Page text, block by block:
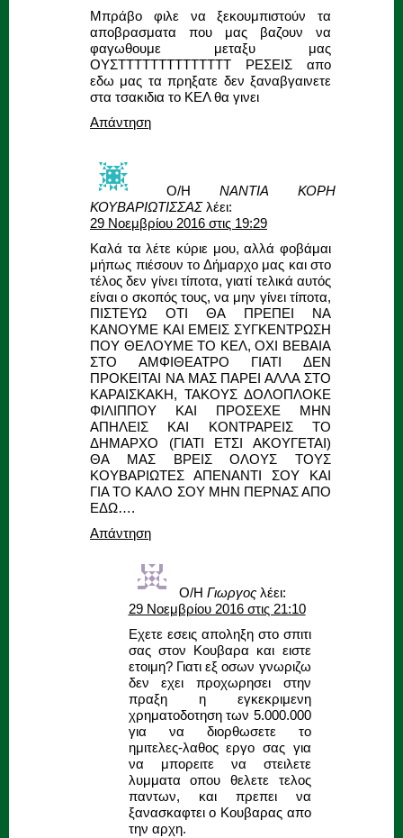
Μπράβο φιλε να ξεκουμπιστούν τα
αποβρασματα που μας βαζουν να
φαγωθουμε μεταξυ μας
ΟΥΣΤΤΤΤΤΤΤΤΤΤΤΤΤΤ ΡΕΣΕΙΣ απο
εδω μας τα πρηξατε δεν ξαναβγαινετε
στα τσακιδια το ΚΕΛ θα γινει
Απάντηση
Ο/ΗΝΑΝΤΙΑ ΚΟΡΗ
ΚΟΥΒΑΡΙΩΤΙΣΣΑΣ λέει:
29 Νοεμβρίου 2016 στις 19:29
Καλά τα λέτε κύριε μου, αλλά φοβάμαι
μήπως πιέσουν το Δήμαρχο μας και στο
τέλος δεν γίνει τίποτα, γιατί τελικά αυτός
είναι ο σκοπός τους, να μην γίνει τίποτα,
ΠΙΣΤΕΥΩ ΟΤΙ ΘΑ ΠΡΕΠΕΙ ΝΑ
ΚΑΝΟΥΜΕ ΚΑΙ ΕΜΕΙΣ ΣΥΓΚΕΝΤΡΩΣΗ
ΠΟΥ ΘΕΛΟΥΜΕ ΤΟ ΚΕΛ, ΟΧΙ ΒΕΒΑΙΑ
ΣΤΟ ΑΜΦΙΘΕΑΤΡΟ ΓΙΑΤΙ ΔΕΝ
ΠΡΟΚΕΙΤΑΙ ΝΑ ΜΑΣ ΠΑΡΕΙ ΑΛΛΑ ΣΤΟ
ΚΑΡΑΙΣΚΑΚΗ, ΤΑΚΟΥΣ ΔΟΛΟΠΛΟΚΕ
ΦΙΛΙΠΠΟΥ ΚΑΙ ΠΡΟΣΕΧΕ ΜΗΝ
ΑΠΗΛΕΙΣ ΚΑΙ ΚΟΝΤΡΑΡΕΙΣ ΤΟ
ΔΗΜΑΡΧΟ (ΓΙΑΤΙ ΕΤΣΙ ΑΚΟΥΓΕΤΑΙ)
ΘΑ ΜΑΣ ΒΡΕΙΣ ΟΛΟΥΣ ΤΟΥΣ
ΚΟΥΒΑΡΙΩΤΕΣ ΑΠΕΝΑΝΤΙ ΣΟΥ ΚΑΙ
ΓΙΑ ΤΟ ΚΑΛΟ ΣΟΥ ΜΗΝ ΠΕΡΝΑΣ ΑΠΟ
ΕΔΩ….
Απάντηση
Ο/Η Γιωργος λέει:
29 Νοεμβρίου 2016 στις 21:10
Εχετε εσεις αποληξη στο σπιτι
σας στον Κουβαρα και ειστε
ετοιμη? Γιατι εξ οσων γνωριζω
δεν εχει προχωρησει στην
πραξη η εγκεκριμενη
χρηματοδοτηση των 5.000.000
για να διορθωσετε το
ημιτελες-λαθος εργο σας για
να μπορειτε να στειλετε
λυμματα οπου θελετε τελος
παντων, και πρεπει να
ξανασκαφτει ο Κουβαρας απο
την αρχη.